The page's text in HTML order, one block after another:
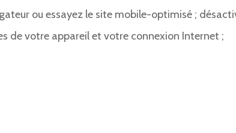
ou essayez le site mobile-optimisé ;
de votre appareil et votre connexion Internet ;